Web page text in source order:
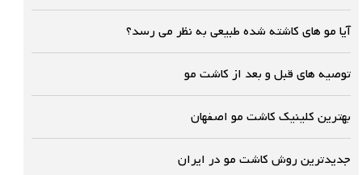
آیا مو های کاشته شده طبیعی به نظر می رسد؟
توصیه های قبل و بعد از کاشت مو
بهترین کلینیک کاشت مو اصفهان
جدیدترین روش کاشت مو در ایران